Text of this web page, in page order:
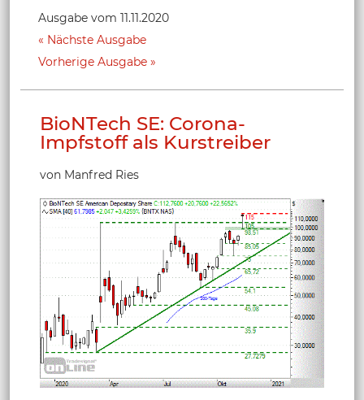
Ausgabe vom 11.11.2020
Nächste Ausgabe
Vorherige Ausgabe
BioNTech SE: Corona-
Impfstoff als Kurstreiber
von Manfred Ries